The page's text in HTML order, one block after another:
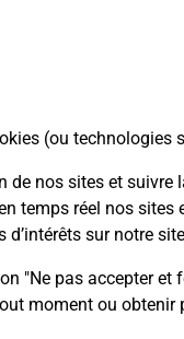
(ou technologies
de nos sites et suivre
temps réel nos
sur notre
"Ne pas accepter
moment ou